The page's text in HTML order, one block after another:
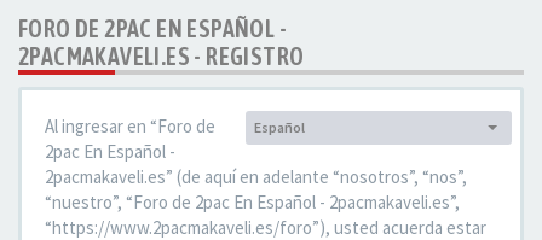
FORO DE 2PAC EN ESPAÑOL -
2PACMAKAVELI.ES - REGISTRO
Idioma:
Español
Al ingresar en “Foro de
2pac En Español -
2pacmakaveli.es” (de aquí en adelante “nosotros”, “nos”,
“nuestro”, “Foro de 2pac En Español - 2pacmakaveli.es”,
“https://www.2pacmakaveli.es/foro”), usted acuerda estar